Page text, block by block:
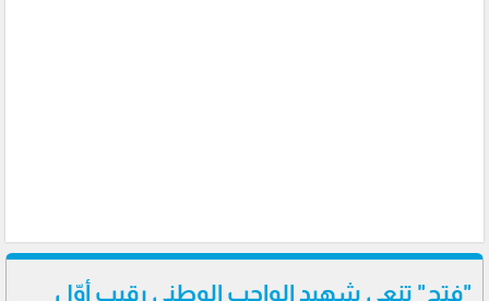
"فتح" تنعى شهيد الواجب الوطني رقيب أوّل